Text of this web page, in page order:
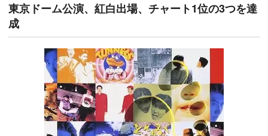
東京ドーム公演、紅白出場、チャート1位の3つを達
成